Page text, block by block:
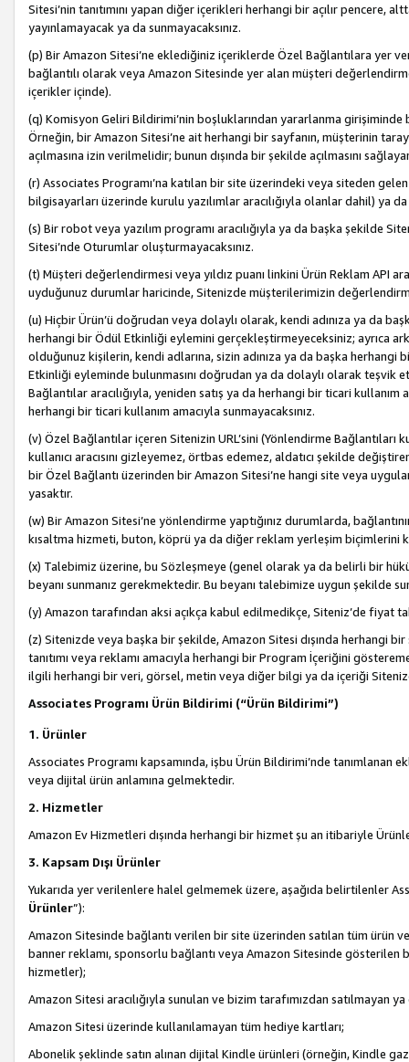
Sitesi’nin tanıtımını yapan diğer içerikleri herhangi bir açılır pencere,
yayınlamayacak ya da sunmayacaksınız.
(p) Bir Amazon Sitesi’ne eklediğiniz içeriklerde Özel Bağlantılara yer
bağlantılı olarak veya Amazon Sitesinde yer alan müşteri
içerikler içinde).
(q) Komisyon Geliri Bildirimi’nin boşluklarından yararlanma
Örneğin, bir Amazon Sitesi’ne ait herhangi bir sayfanın, müşterinin
açılmasına izin verilmelidir; bunun dışında bir şekilde açılmasını
(r) Associates Programı’na katılan bir site üzerindeki veya siteden
bilgisayarları üzerinde kurulu yazılımlar aracılığıyla olanlar dahil) ya
(s) Bir robot veya yazılım programı aracılığıyla ya da başka şekilde
Sitesi’nde Oturumlar oluşturmayacaksınız.
(t) Müşteri değerlendirmesi veya yıldız puanı linkini Ürün Reklam API
uyduğunuz durumlar haricinde, Sitenizde müşterilerimizin
(u) Hiçbir Ürün’ü doğrudan veya dolaylı olarak, kendi adınıza ya da
herhangi bir Ödül Etkinliği eylemini gerçekleştirmeyeceksiniz; ayrıca
olduğunuz kişilerin, kendi adlarına, sizin adınıza ya da başka herhangi
Etkinliği eyleminde bulunmasını doğrudan ya da dolaylı olarak teşvik
Bağlantılar aracılığıyla, yeniden satış ya da herhangi bir ticari
herhangi bir ticari kullanım amacıyla sunmayacaksınız.
(v) Özel Bağlantılar içeren Sitenizin URL’sini (Yönlendirme Bağlantıları
kullanıcı aracısını gizleyemez, örtbas edemez, aldatıcı şekilde
bir Özel Bağlantı üzerinden bir Amazon Sitesi’ne hangi site veya
yasaktır.
(w) Bir Amazon Sitesi’ne yönlendirme yaptığınız durumlarda,
kısaltma hizmeti, buton, köprü ya da diğer reklam yerleşim biçimlerini
(x) Talebimiz üzerine, bu Sözleşmeye (genel olarak ya da belirli bir
beyanı sunmanız gerekmektedir. Bu beyanı talebimize uygun şekilde
(y) Amazon tarafından aksi açıkça kabul edilmedikçe, Siteniz’de fiyat
(z) Sitenizde veya başka bir şekilde, Amazon Sitesi dışında herhangi
tanıtımı veya reklamı amacıyla herhangi bir Program İçeriğini
ilgili herhangi bir veri, görsel, metin veya diğer bilgi ya da içeriği
Associates Programı Ürün Bildirimi (“Ürün Bildirimi”)
1. Ürünler
Associates Programı kapsamında, işbu Ürün Bildirimi’nde
veya dijital ürün anlamına gelmektedir.
2. Hizmetler
Amazon Ev Hizmetleri dışında herhangi bir hizmet şu an itibariyle
3. Kapsam Dışı Ürünler
Yukarıda yer verilenlere halel gelmemek üzere, aşağıda belirtilenler
Ürünler”):
Amazon Sitesinde bağlantı verilen bir site üzerinden satılan tüm ürün
banner reklamı, sponsorlu bağlantı veya Amazon Sitesinde gösterilen
hizmetler);
Amazon Sitesi aracılığıyla sunulan ve bizim tarafımızdan satılmayan
Amazon Sitesi üzerinde kullanılamayan tüm hediye kartları;
Abonelik şeklinde satın alınan dijital Kindle ürünleri (örneğin, Kindle